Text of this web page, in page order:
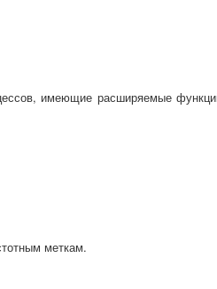
имеющие расширяемые
меткам.